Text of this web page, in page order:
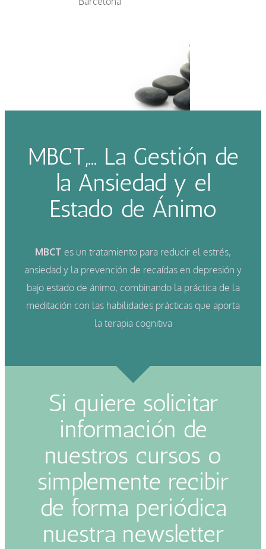
MBCT,… La Gestión de
la Ansiedad y el
Estado de Ánimo
MBCT es un tratamiento para reducir el estrés,
ansiedad y la prevención de recaídas en depresión y
bajo estado de ánimo, combinando la práctica de la
meditación con las habilidades prácticas que aporta
la terapia cognitiva
Si quiere solicitar
información de
nuestros cursos o
simplemente recibir
de forma periódica
nuestra newsletter